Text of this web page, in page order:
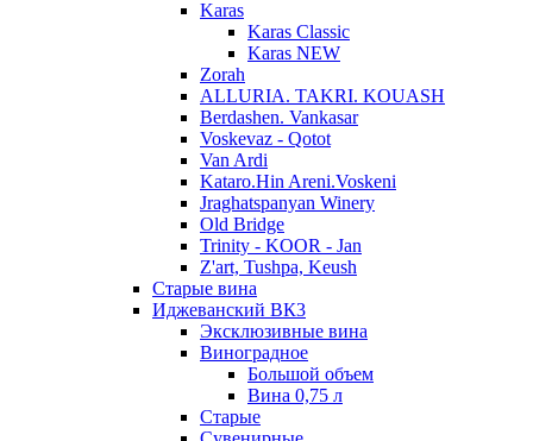
Karas
Karas Classic
Karas NEW
Zorah
ALLURIA. TAKRI. KOUASH
Berdashen. Vankasar
Voskevaz - Qotot
Van Ardi
Kataro.Hin Areni.Voskeni
Jraghatspanyan Winery
Old Bridge
Trinity - KOOR - Jan
Z'art, Tushpa, Keush
Старые вина
Иджеванский ВК3
Эксклюзивные вина
Виноградное
Большой объем
Вина 0,75 л
Старые